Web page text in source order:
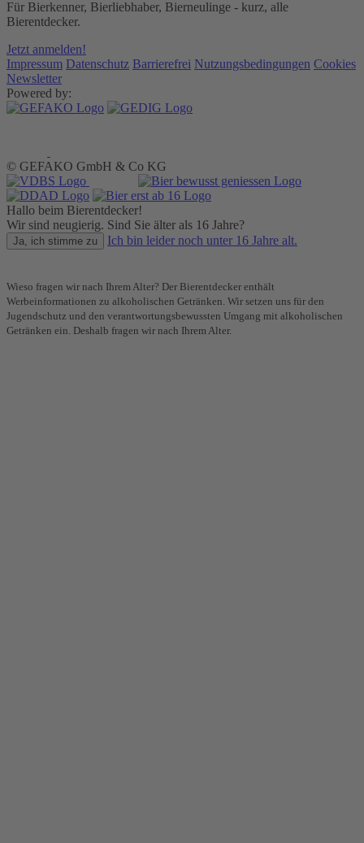
Für Bierkenner, Bierliebhaber, Bierneulinge - kurz, alle
Bierentdecker.
Jetzt anmelden!
Impressum Datenschutz Barrierefrei Nutzungsbedingungen Cookies
Newsletter
Powered by:
© GEFAKO GmbH & Co KG
Hallo beim Bierentdecker!
Wir sind neugierig. Sind Sie älter als 16 Jahre?
Ja, ich stimme zu Ich bin leider noch unter 16 Jahre alt.
Wieso fragen wir nach Ihrem Alter? Der Bierentdecker enthält
Werbeinformationen zu alkoholischen Getränken. Wir setzen uns für den
Jugendschutz und den verantwortungsbewussten Umgang mit alkoholischen
Getränken ein. Deshalb fragen wir nach Ihrem Alter.